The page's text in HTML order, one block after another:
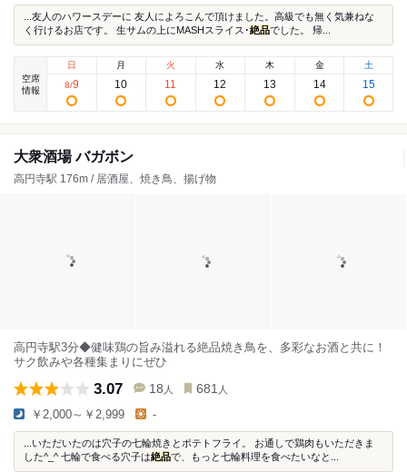
...友人のハワースデーに 友人によろこんで頂けました。高級でも無く気兼ねな
く行けるお店です。 生サムの上にMASHスライス･絶品でした。 帰...
空席
情報
日
8/9
月
10
火
11
水
12
木
13
金
14
土
15
大衆酒場 バガボン
高円寺駅 176m / 居酒屋、焼き鳥、揚げ物
高円寺駅3分◆健味鶏の旨み溢れる絶品焼き鳥を、多彩なお酒と共に！
サク飲みや各種集まりにぜひ
3.07 18 人 681 人
￥2,000～￥2,999 -
...いただいたのは穴子の七輪焼きとポテトフライ。 お通しで鶏肉もいただきま
した^_^ 七輪で食べる穴子は絶品で、もっと七輪料理を食べたいなと...